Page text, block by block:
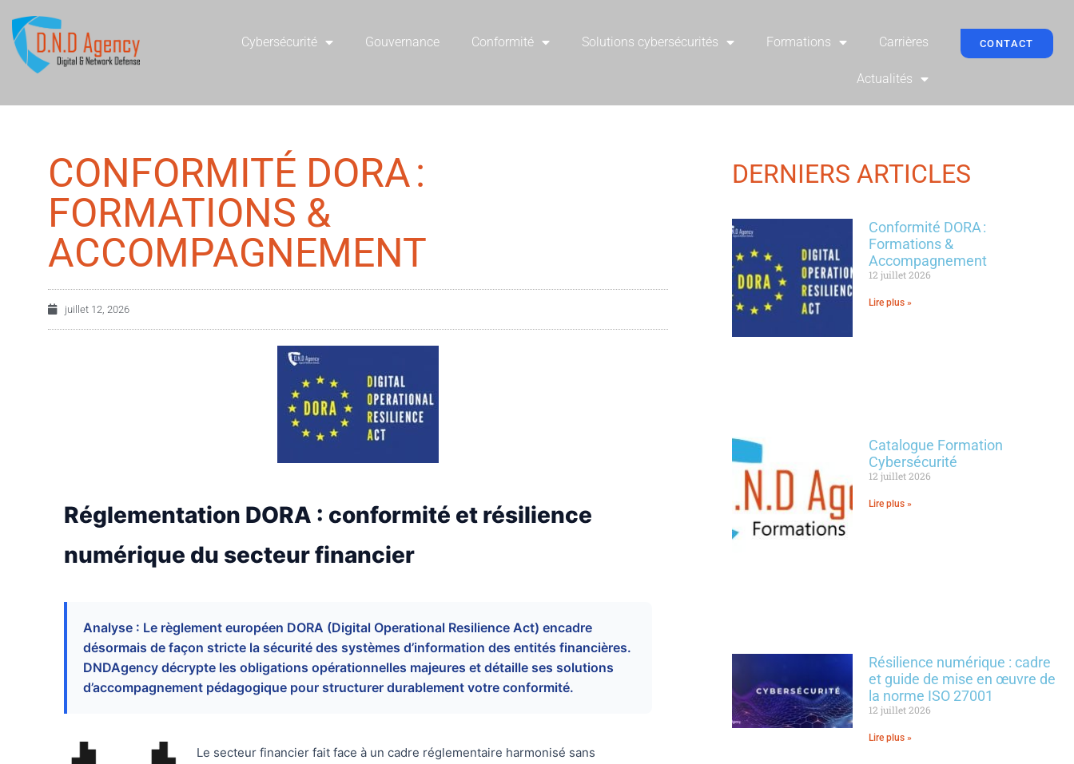
Cybersécurité Gouvernance Conformité Solutions cybersécurités Formations Carrières
Actualités
CONTACT
CONFORMITÉ DORA :
FORMATIONS &
ACCOMPAGNEMENT
juillet 12, 2026
Réglementation DORA : conformité et résilience
numérique du secteur financier
Analyse : Le règlement européen DORA (Digital Operational Resilience Act) encadre
désormais de façon stricte la sécurité des systèmes d’information des entités financières.
DNDAgency décrypte les obligations opérationnelles majeures et détaille ses solutions
d’accompagnement pédagogique pour structurer durablement votre conformité.
Le secteur financier fait face à un cadre réglementaire harmonisé sans
DERNIERS ARTICLES
Conformité DORA :
Formations &
Accompagnement
12 juillet 2026
Lire plus »
Catalogue Formation
Cybersécurité
12 juillet 2026
Lire plus »
Résilience numérique : cadre
et guide de mise en œuvre de
la norme ISO 27001
12 juillet 2026
Lire plus »